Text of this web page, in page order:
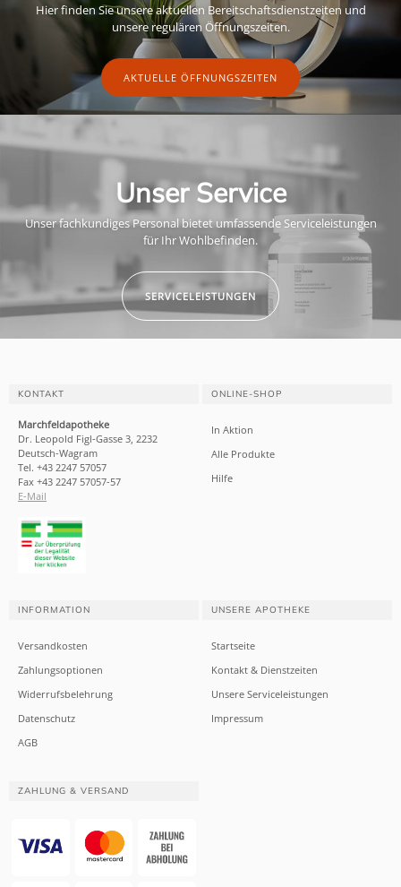
Hier finden Sie unsere aktuellen Bereitschaftsdienstzeiten und
unsere regulären Öffnungszeiten.
AKTUELLE ÖFFNUNGSZEITEN
Unser Service
Unser fachkundiges Personal bietet umfassende Serviceleistungen
für Ihr Wohlbefinden.
SERVICELEISTUNGEN
KONTAKT
Marchfeldapotheke
Dr. Leopold Figl-Gasse 3, 2232
Deutsch-Wagram
Tel. +43 2247 57057
Fax +43 2247 57057-57
E-Mail
ONLINE-SHOP
In Aktion
Alle Produkte
Hilfe
INFORMATION
Versandkosten
Zahlungsoptionen
Widerrufsbelehrung
Datenschutz
AGB
UNSERE APOTHEKE
Startseite
Kontakt & Dienstzeiten
Unsere Serviceleistungen
Impressum
ZAHLUNG & VERSAND